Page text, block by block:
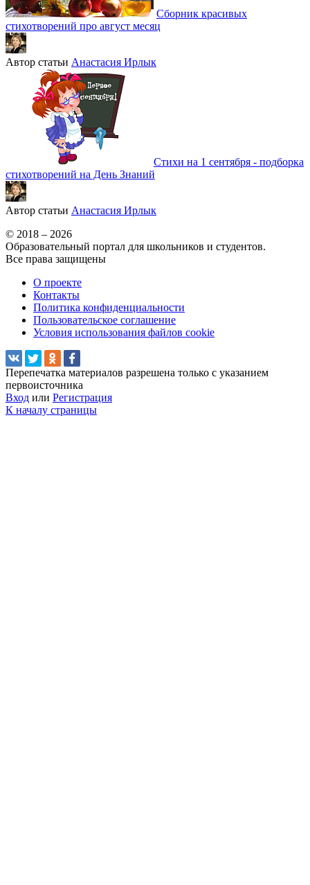
Сборник красивых
стихотворений про август месяц
Автор статьи Анастасия Ирлык
Стихи на 1 сентября - подборка
стихотворений на День Знаний
Автор статьи Анастасия Ирлык
© 2018 – 2026
Образовательный портал для школьников и студентов.
Все права защищены
О проекте
Контакты
Политика конфиденциальности
Пользовательское соглашение
Условия использования файлов cookie
Перепечатка материалов разрешена только с указанием
первоисточника
Вход или Регистрация
К началу страницы